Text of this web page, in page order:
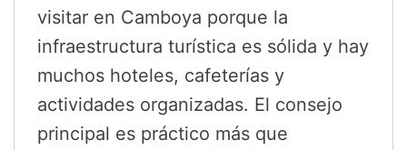
visitar en Camboya porque la
infraestructura turística es sólida y hay
muchos hoteles, cafeterías y
actividades organizadas. El consejo
principal es práctico más que